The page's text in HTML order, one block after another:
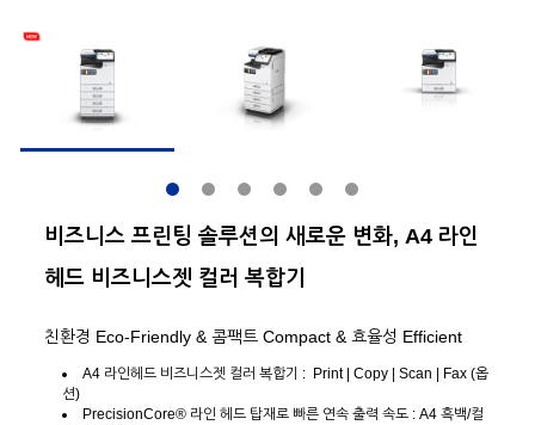
비즈니스 프린팅 솔루션의 새로운 변화, A4 라인
헤드 비즈니스젯 컬러 복합기
친환경 Eco-Friendly & 콤팩트 Compact & 효율성 Efficient
A4 라인헤드 비즈니스젯 컬러 복합기 : Print | Copy | Scan | Fax (옵
션)
PrecisionCore® 라인 헤드 탑재로 빠른 연속 출력 속도 : A4 흑백/컬